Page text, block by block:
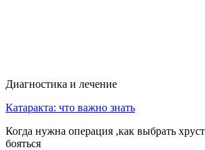
Диагностика и лечение
Катаракта: что важно знать
Когда нужна операция ,как выбрать
бояться